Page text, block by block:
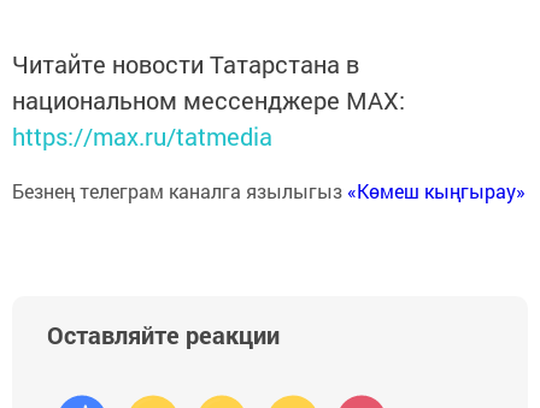
Читайте новости Татарстана в
национальном мессенджере MАХ:
https://max.ru/tatmedia
Безнең телеграм каналга язылыгыз «Көмеш кыңгырау»
Оставляйте реакции